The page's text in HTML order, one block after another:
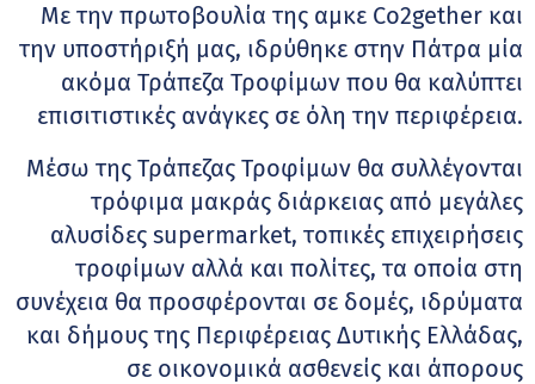
Με την πρωτοβουλία της αμκε Co2gether και
την υποστήριξή μας, ιδρύθηκε στην Πάτρα μία
ακόμα Τράπεζα Τροφίμων που θα καλύπτει
επισιτιστικές ανάγκες σε όλη την περιφέρεια.
Μέσω της Τράπεζας Τροφίμων θα συλλέγονται
τρόφιμα μακράς διάρκειας από μεγάλες
αλυσίδες supermarket, τοπικές επιχειρήσεις
τροφίμων αλλά και πολίτες, τα οποία στη
συνέχεια θα προσφέρονται σε δομές, ιδρύματα
και δήμους της Περιφέρειας Δυτικής Ελλάδας,
σε οικονομικά ασθενείς και άπορους